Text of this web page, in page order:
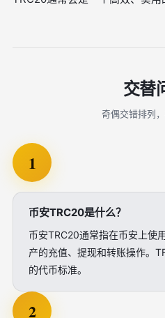
交替
奇偶交错排列
1
币安TRC20是什么？
币安TRC20通常指在币安上使
产的充值、提现和转账操作。
的代币标准。
2